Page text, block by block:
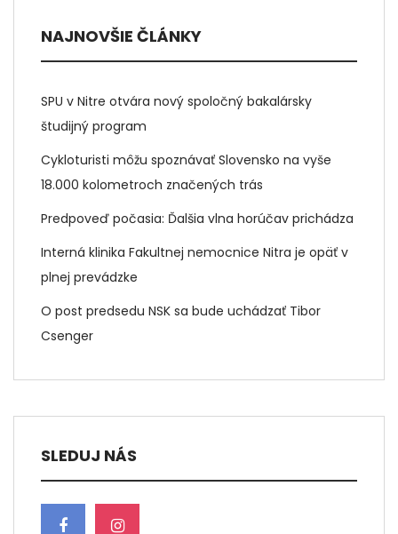
NAJNOVŠIE ČLÁNKY
SPU v Nitre otvára nový spoločný bakalársky
študijný program
Cykloturisti môžu spoznávať Slovensko na vyše
18.000 kolometroch značených trás
Predpoveď počasia: Ďalšia vlna horúčav prichádza
Interná klinika Fakultnej nemocnice Nitra je opäť v
plnej prevádzke
O post predsedu NSK sa bude uchádzať Tibor
Csenger
SLEDUJ NÁS